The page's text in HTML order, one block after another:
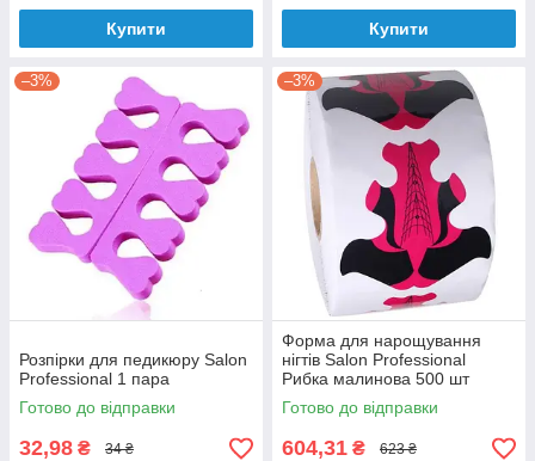
Купити Купити
–3%
Розпірки для педикюру Salon
Professional 1 пара
Готово до відправки
32,98 ₴ 34 ₴
–3%
Форма для нарощування
нігтів Salon Professional
Рибка малинова 500 шт
Готово до відправки
604,31 ₴ 623 ₴